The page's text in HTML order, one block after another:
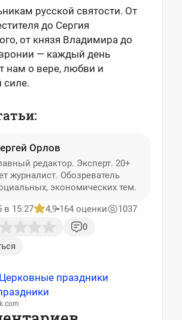
русской святости. От
до Сергия
от князя Владимира до
— каждый день
нам о вере, любви и
силе.
Орлов
редактор. Эксперт. 20+
журналист. Обозреватель
экономических тем.
в 15:27
4,9 164 оценки
1037
0
Церковные праздники